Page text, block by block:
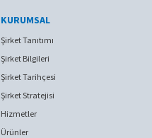
KURUMSAL
Şirket Tanıtımı
Şirket Bilgileri
Şirket Tarihçesi
Şirket Stratejisi
Hizmetler
Ürünler